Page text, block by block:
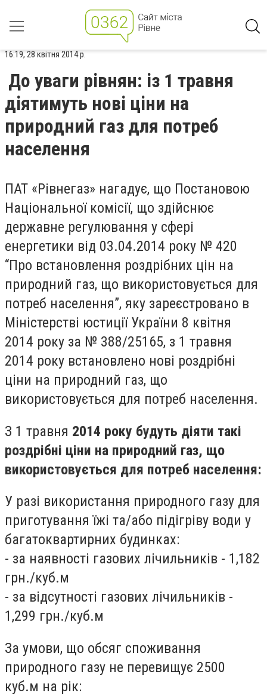
16:19, 28 квітня 2014 р.
До уваги рівнян: із 1 травня
діятимуть нові ціни на
природний газ для потреб
населення
ПАТ «Рівнегаз» нагадує, що Постановою
Національної комісії, що здійснює
державне регулювання у сфері
енергетики від 03.04.2014 року № 420
“Про встановлення роздрібних цін на
природний газ, що використовується для
потреб населення”, яку зареєстровано в
Міністерстві юстиції України 8 квітня
2014 року за № 388/25165, з 1 травня
2014 року встановлено нові роздрібні
ціни на природний газ, що
використовується для потреб населення.
З 1 травня 2014 року будуть діяти такі
роздрібні ціни на природний газ, що
використовується для потреб населення:
У разі використання природного газу для
приготування їжі та/або підігріву води у
багатоквартирних будинках:
- за наявності газових лічильників - 1,182
грн./куб.м
- за відсутності газових лічильників -
1,299 грн./куб.м
За умови, що обсяг споживання
природного газу не перевищує 2500
куб.м на рік: